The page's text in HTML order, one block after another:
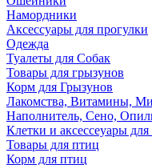
Намордники
Аксессуары для прогулки
Одежда
Туалеты для Собак
Товары для грызунов
Корм для Грызунов
Лакомства, Витамины,
Наполнитель, Сено,
Клетки и аксессеуары
Товары для птиц
Корм для птиц